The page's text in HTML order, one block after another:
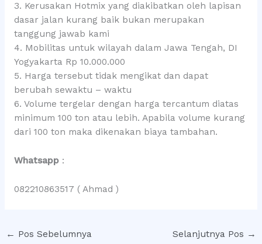
3. Kerusakan Hotmix yang diakibatkan oleh lapisan
dasar jalan kurang baik bukan merupakan
tanggung jawab kami
4. Mobilitas untuk wilayah dalam Jawa Tengah, DI
Yogyakarta Rp 10.000.000
5. Harga tersebut tidak mengikat dan dapat
berubah sewaktu – waktu
6. Volume tergelar dengan harga tercantum diatas
minimum 100 ton atau lebih. Apabila volume kurang
dari 100 ton maka dikenakan biaya tambahan.
Whatsapp:
082210863517 ( Ahmad )
← Pos Sebelumnya Selanjutnya Pos →